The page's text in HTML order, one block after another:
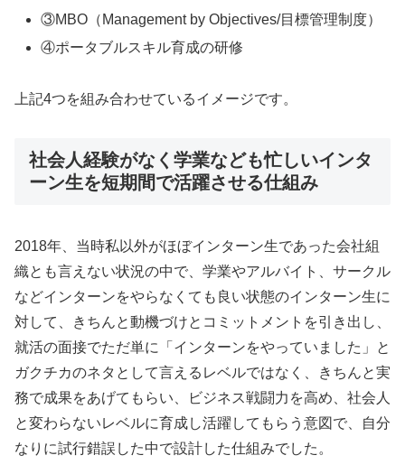
③MBO（Management by Objectives/目標管理制度）
④ポータブルスキル育成の研修
上記4つを組み合わせているイメージです。
社会人経験がなく学業なども忙しいインタ
ーン生を短期間で活躍させる仕組み
2018年、当時私以外がほぼインターン生であった会社組
織とも言えない状況の中で、学業やアルバイト、サークル
などインターンをやらなくても良い状態のインターン生に
対して、きちんと動機づけとコミットメントを引き出し、
就活の面接でただ単に「インターンをやっていました」と
ガクチカのネタとして言えるレベルではなく、きちんと実
務で成果をあげてもらい、ビジネス戦闘力を高め、社会人
と変わらないレベルに育成し活躍してもらう意図で、自分
なりに試行錯誤した中で設計した仕組みでした。